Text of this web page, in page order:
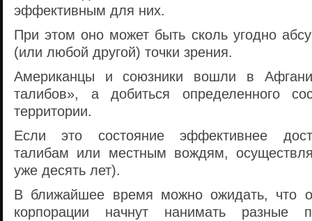
эффективным для них.
При этом оно может быть сколь угодно
(или любой другой) точки зрения.
Американцы и союзники вошли в
талибов», а добиться определенного
территории.
Если это состояние эффективнее
талибам или местным вождям,
уже десять лет).
В ближайшее время можно ожидать, что
корпорации начнут нанимать разные